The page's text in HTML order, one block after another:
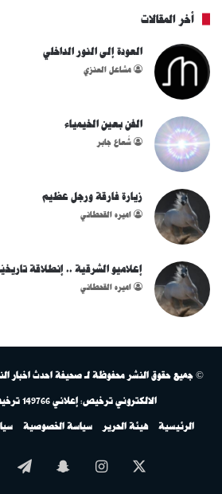
أخر المقالات
العودة إلى النور الداخلي
مشاعل العنزي
الفن بعين الخيمياء
شُعاع جابر
زيارة فارقة ورجل عظيم
اميره القحطاني
إعلاميو الشرقية .. إنطلاقة
اميره القحطاني
© جميع حقوق النشر محفوظة لـ صحيفة احدث اخبار
الالكتروني ترخيص: إعلاني 149766 ترخيص إعلامي 150565
الرئيسية هيئة الحرير سياسة الخصوصية
انستقرام سناب